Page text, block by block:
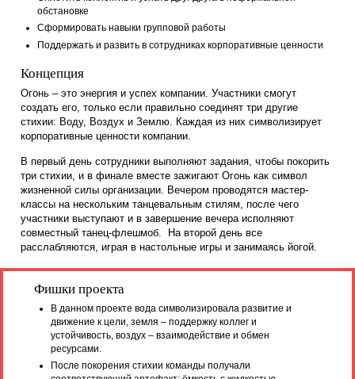
Сплотить коллектив и узнать друг друга в неформальной
обстановке
Сформировать навыки групповой работы
Поддержать и развить в сотрудниках корпоративные
Концепция
Огонь – это энергия и успех компании. Участники смогут
создать его, только если правильно соединят три другие
стихии: Воду, Воздух и Землю. Каждая из них
корпоративные ценности компании.
В первый день сотрудники выполняют задания, чтобы
три стихии, и в финале вместе зажигают Огонь как
жизненной силы организации. Вечером проводятся
классы на нескольким танцевальным стилям, после чего
участники выступают и в завершение вечера исполняют
совместный танец-флешмоб. На второй день все
расслабляются, играя в настольные игры и занимаясь